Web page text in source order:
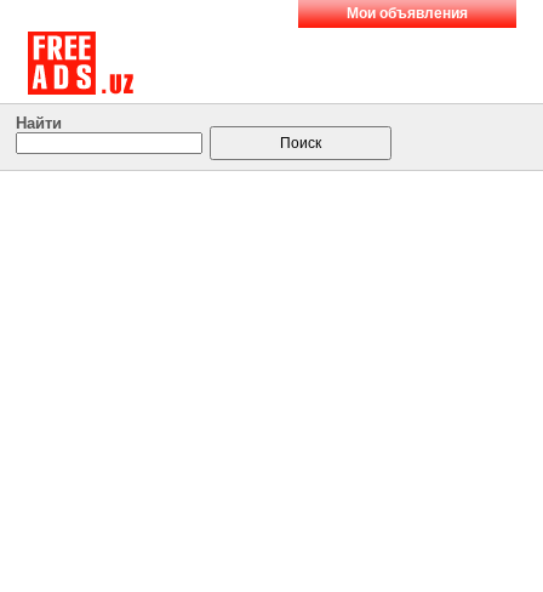
Мои объявления
Найти